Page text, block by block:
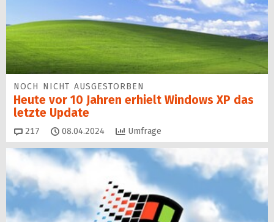
NOCH NICHT AUSGESTORBEN
Heute vor 10 Jahren erhielt Windows XP das
letzte Update
217 Kommentare
08.04.2024 Umfrage